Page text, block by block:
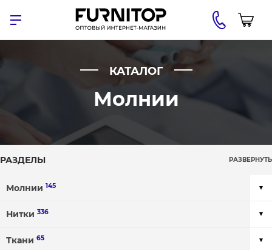
КАТАЛОГ
Молнии
РАЗДЕЛЫ РАЗВЕРНУТЬ
Молнии 145
Нитки 336
Ткани 65